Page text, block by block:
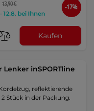
13,90 €
12.8. bei Ihnen
-17%
Kaufen
Lenker inSPORTline
reflektierende
Stück in der Packung.